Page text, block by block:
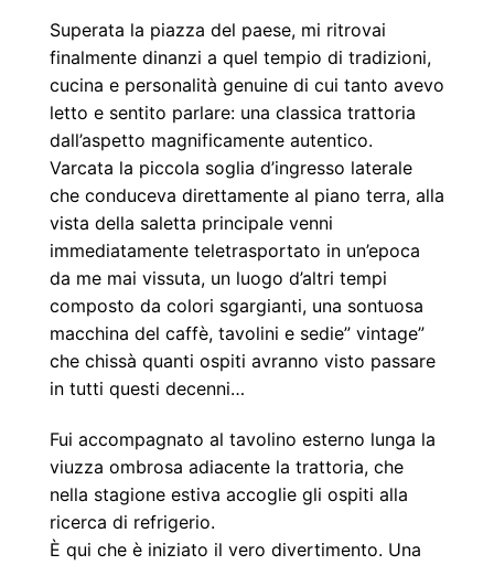
Superata la piazza del paese, mi ritrovai
finalmente dinanzi a quel tempio di tradizioni,
cucina e personalità genuine di cui tanto avevo
letto e sentito parlare: una classica trattoria
dall’aspetto magnificamente autentico.
Varcata la piccola soglia d’ingresso laterale
che conduceva direttamente al piano terra, alla
vista della saletta principale venni
immediatamente teletrasportato in un’epoca
da me mai vissuta, un luogo d’altri tempi
composto da colori sgargianti, una sontuosa
macchina del caffè, tavolini e sedie” vintage”
che chissà quanti ospiti avranno visto passare
in tutti questi decenni…
Fui accompagnato al tavolino esterno lunga la
viuzza ombrosa adiacente la trattoria, che
nella stagione estiva accoglie gli ospiti alla
ricerca di refrigerio.
È qui che è iniziato il vero divertimento. Una